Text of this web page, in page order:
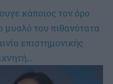
κάποιος τον όρο
μυαλό του πιθανότατα
επιστημονικής